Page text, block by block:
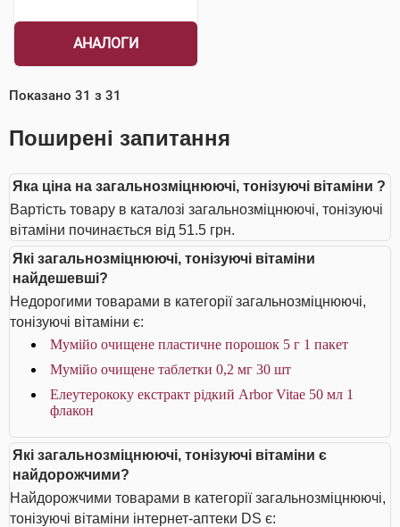
АНАЛОГИ
Показано 31 з 31
Поширені запитання
Яка ціна на загальнозміцнюючі, тонізуючі вітаміни ?
Вартість товару в каталозі загальнозміцнюючі, тонізуючі
вітаміни починається від 51.5 грн.
Які загальнозміцнюючі, тонізуючі вітаміни
найдешевші?
Недорогими товарами в категорії загальнозміцнюючі,
тонізуючі вітаміни є:
Мумійо очищене пластичне порошок 5 г 1 пакет
Мумійо очищене таблетки 0,2 мг 30 шт
Елеутерококу екстракт рідкий Arbor Vitae 50 мл 1
флакон
Які загальнозміцнюючі, тонізуючі вітаміни є
найдорожчими?
Найдорожчими товарами в категорії загальнозміцнюючі,
тонізуючі вітаміни інтернет-аптеки DS є: